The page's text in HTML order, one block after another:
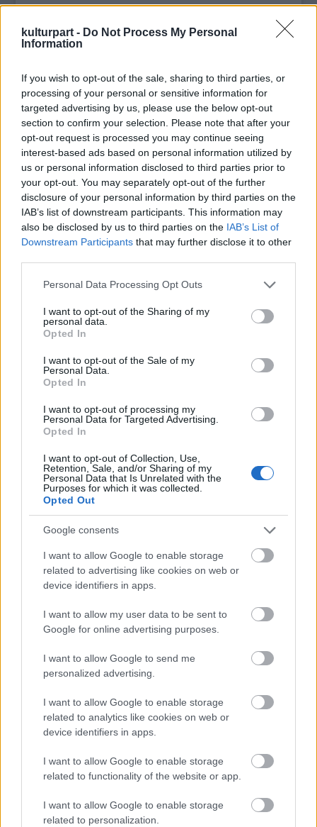
kulturpart - Do Not Process My Personal
Information
If you wish to opt-out of the sale, sharing to third parties, or
processing of your personal or sensitive information for
targeted advertising by us, please use the below opt-out
section to confirm your selection. Please note that after your
opt-out request is processed you may continue seeing
interest-based ads based on personal information utilized by
us or personal information disclosed to third parties prior to
your opt-out. You may separately opt-out of the further
disclosure of your personal information by third parties on the
IAB’s list of downstream participants. This information may
also be disclosed by us to third parties on the IAB’s List of
Downstream Participants that may further disclose it to other
Please note that this website/app uses one or more Google
not limited to your visit or usage behaviour. You may click to
grant or deny consent to Google and its third-party tags to
use your data for below specified purposes in below Google
consent section.
Personal Data Processing Opt Outs
I want to opt-out of the Sharing of my
personal data.
Opted In
I want to opt-out of the Sale of my
Personal Data.
Opted In
I want to opt-out of processing my
Personal Data for Targeted Advertising.
Opted In
I want to opt-out of Collection, Use,
Retention, Sale, and/or Sharing of my
Personal Data that Is Unrelated with the
Purposes for which it was collected.
Opted Out
Google consents
I want to allow Google to enable storage
related to advertising like cookies on web or
device identifiers in apps.
I want to allow my user data to be sent to
Google for online advertising purposes.
I want to allow Google to send me
personalized advertising.
I want to allow Google to enable storage
related to analytics like cookies on web or
device identifiers in apps.
I want to allow Google to enable storage
related to functionality of the website or app.
I want to allow Google to enable storage
related to personalization.
Sikeres volt a nyárbúcsúztató
2008. 09. 01.|Kultúrpart
Méltóképpen ünnepelte negyvenedik születésnapját a nyár
utolsó nagy fesztiválja, a Szegedi Ifjúsági Napok (SZIN): a
rendezvény történetében még soha ennyi látogatót nem
fogadott az Újszeged Partfürdő.
tovább
A Mattafix is jön a SZINre
2008. 06. 26.|Kultúrpart
A hazai zenei élet krémje mellett idén a SZIN-en fellép a
Morcheeba, a Within Temptation, a Backyard Babies, a
Russkaja s - mások mellett - a Phat's & Small is.A legnagyobb
hagyományokkal bíró fesztiválunk - mely nem mellesleg,
elsőként a fesztiválok között az ökotudatos életmód
népszerűsítését is zászlajára tűzte - egy újabb sztárral
rukkolt elő.
tovább
SZIN Morcheebával és Backyard Babies-zel
2008. 05. 29. Kultúrpart